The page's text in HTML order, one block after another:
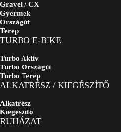
Gravel / CX
Gyermek
Országút
Terep
TURBO E-BIKE
Turbo Aktív
Turbo Országút
Turbo Terep
ALKATRÉSZ / KIEGÉSZÍTŐ
Alkatrész
Kiegészítő
RUHÁZAT